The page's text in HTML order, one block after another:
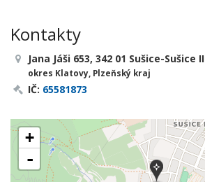
Kontakty
Jana Jáši 653, 342 01 Sušice-Sušice II
okres Klatovy, Plzeňský kraj
IČ: 65581873
+
-